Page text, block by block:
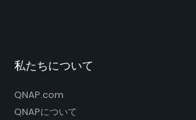
私たちについて
QNAP.com
QNAPについて